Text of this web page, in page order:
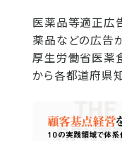
医薬品等適正広
薬品などの広告
厚生労働省医薬
から各都道府県